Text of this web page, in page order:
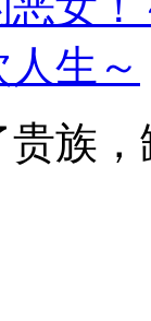
生～
族，